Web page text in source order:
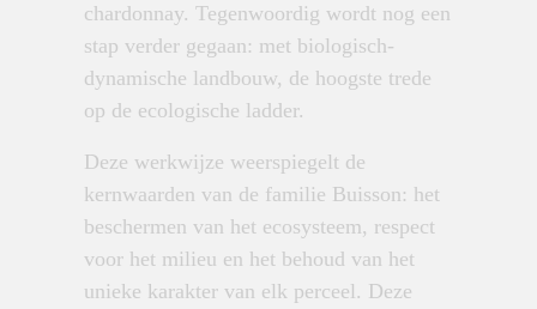
chardonnay. Tegenwoordig wordt nog een
stap verder gegaan: met biologisch-
dynamische landbouw, de hoogste trede
op de ecologische ladder.
Deze werkwijze weerspiegelt de
kernwaarden van de familie Buisson: het
beschermen van het ecosysteem, respect
voor het milieu en het behoud van het
unieke karakter van elk perceel. Deze